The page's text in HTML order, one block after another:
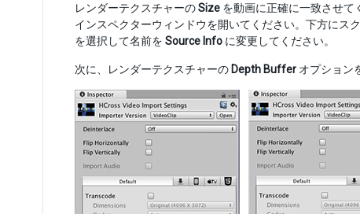
レンダーテクスチャーのSize を動画に正確に一致させて
インスペクターウィンドウを開いてください。下方にス
を選択して名前を Source Info に変更してください。
次に、レンダーテクスチャーの Depth Buffer オプション